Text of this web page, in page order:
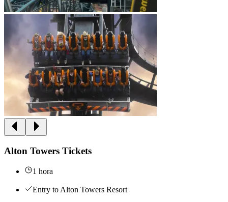
Alton Towers Tickets
1 hora
Entry to Alton Towers Resort